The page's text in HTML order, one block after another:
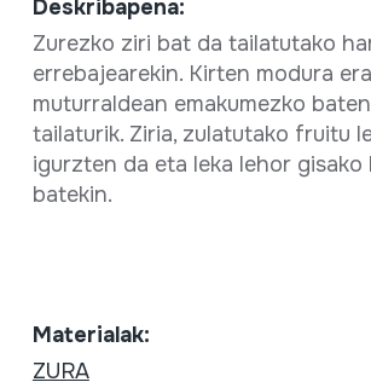
Deskribapena:
Zurezko ziri bat da tailatutako
errebajearekin. Kirten modura
muturraldean emakumezko
tailaturik. Ziria, zulatutako fruitu
igurzten da eta leka lehor gisako
batekin.
Materialak:
ZURA